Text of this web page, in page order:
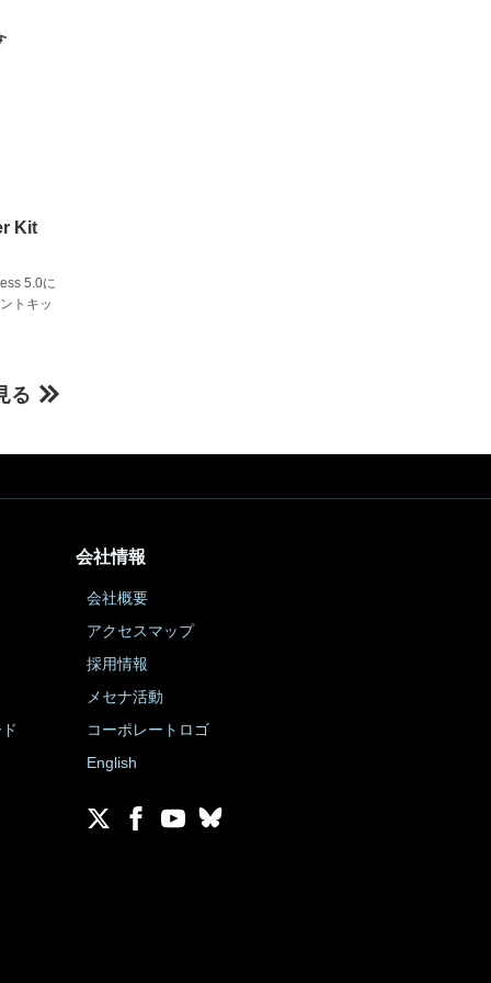
Kit
5.0に
トキッ
る
会社情報
会社概要
アクセスマップ
採用情報
メセナ活動
コーポレートロゴ
English